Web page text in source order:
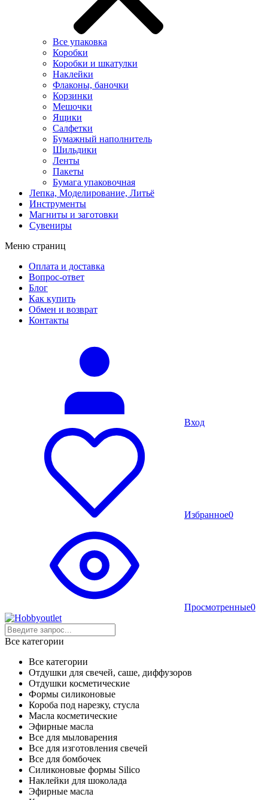
Все упаковка
Коробки
Коробки и шкатулки
Наклейки
Флаконы, баночки
Корзинки
Мешочки
Ящики
Салфетки
Бумажный наполнитель
Шильдики
Ленты
Пакеты
Бумага упаковочная
Лепка, Моделирование, Литьё
Инструменты
Магниты и заготовки
Сувениры
Меню страниц
Оплата и доставка
Вопрос-ответ
Блог
Как купить
Обмен и возврат
Контакты
Вход
Избранное0
Просмотренные0
Все категории
Все категории
Отдушки для свечей, саше, диффузоров
Отдушки косметические
Формы силиконовые
Короба под нарезку, стусла
Масла косметические
Эфирные масла
Все для мыловарения
Все для изготовления свечей
Все для бомбочек
Силиконовые формы Silico
Наклейки для шоколада
Эфирные масла